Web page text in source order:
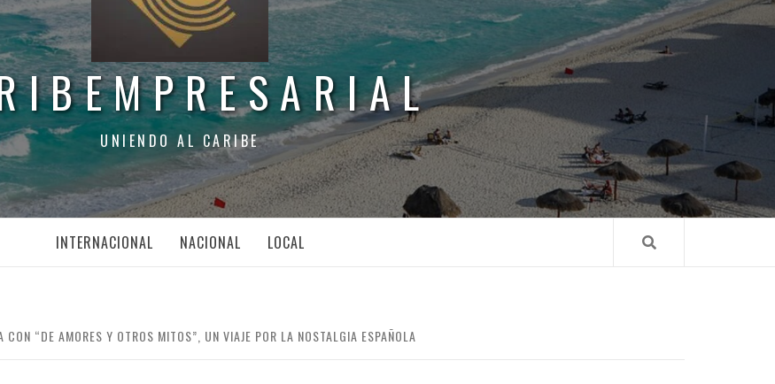
UNIENDO AL CARIBE
INTERNACIONAL NACIONAL LOCAL
CON “DE AMORES Y OTROS MITOS”, UN VIAJE POR LA NOSTALGIA ESPAÑOLA